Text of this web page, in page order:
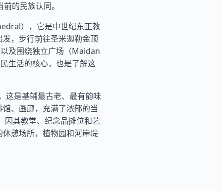
的民族认同。
），它是中世纪东正教
，步行前往圣米迦勒金顶
及围绕独立广场（Maidan
生活的核心，也是了解这
这是基辅最古老、最有韵味
、画廊，充满了浓郁的当
其教堂、纪念品摊位和艺
憩场所，植物园和河岸堤